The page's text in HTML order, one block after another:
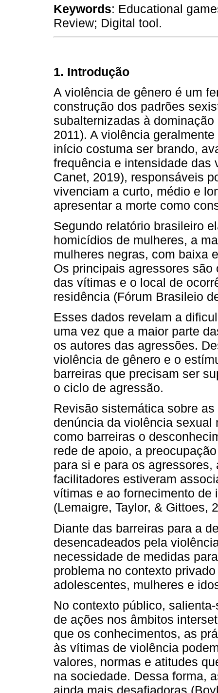
Keywords: Educational
Review; Digital tool.
1. Introdução
A violência de gênero é um
construção dos padrões
subalternizadas à
2011). A violência
início costuma ser brando,
frequência e intensidade das
Canet, 2019), responsáveis
vivenciam a curto, médio e
apresentar a morte como
Segundo relatório brasileiro
homicídios de mulheres, a
mulheres negras, com baixa
Os principais agressores
das vítimas e o local de
residência (Fórum Brasileio
Esses dados revelam a
uma vez que a maior parte
os autores das agressões.
violência de gênero e o
barreiras que precisam ser
o ciclo de agressão.
Revisão sistemática sobre
denúncia da violência
como barreiras o
rede de apoio, a
para si e para os
facilitadores estiveram
vítimas e ao fornecimento de
(Lemaigre, Taylor, & Gittoes,
Diante das barreiras para a
desencadeados pela
necessidade de medidas
problema no contexto
adolescentes, mulheres e
No contexto público,
de ações nos âmbitos
que os conhecimentos, as
às vítimas de violência
valores, normas e atitudes
na sociedade. Dessa forma,
ainda mais desafiadoras